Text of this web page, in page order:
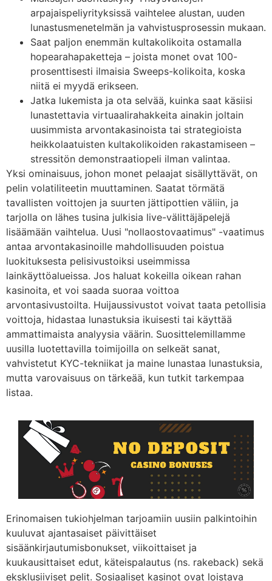
arpajaispeliyrityksissä vaihtelee alustan, uuden
lunastusmenetelmän ja vahvistusprosessin mukaan.
Saat paljon enemmän kultakolikoita ostamalla
hopearahapaketteja – joista monet ovat 100-
prosenttisesti ilmaisia ​​Sweeps-kolikoita, koska
niitä ei myydä erikseen.
Jatka lukemista ja ota selvää, kuinka saat käsiisi
lunastettavia virtuaalirahakkeita ainakin joltain
uusimmista arvontakasinoista tai strategioista
heikkolaatuisten kultakolikoiden rakastamiseen –
stressitön demonstraatiopeli ilman valintaa.
Yksi ominaisuus, johon monet pelaajat sisällyttävät, on
pelin volatiliteetin muuttaminen. Saatat törmätä
tavallisten voittojen ja suurten jättipottien väliin, ja
tarjolla on lähes tusina julkisia live-välittäjäpelejä
lisäämään vaihtelua. Uusi "nollaostovaatimus" -vaatimus
antaa arvontakasinoille mahdollisuuden poistua
luokituksesta pelisivustoiksi useimmissa
lainkäyttöalueissa. Jos haluat kokeilla oikean rahan
kasinoita, et voi saada suoraa voittoa
arvontasivustoilta. Huijaussivustot voivat taata petollisia
voittoja, hidastaa lunastuksia ikuisesti tai käyttää
ammattimaista analyysia väärin. Suosittelemillamme
uusilla luotettavilla toimijoilla on selkeät sanat,
vahvistetut KYC-tekniikat ja maine lunastaa lunastuksia,
mutta varovaisuus on tärkeää, kun tutkit tarkempaa
listaa.
Erinomaisen tukiohjelman tarjoamiin uusiin palkintoihin
kuuluvat ajantasaiset päivittäiset
sisäänkirjautumisbonukset, viikoittaiset ja
kuukausittaiset edut, käteispalautus (ns. rakeback) sekä
eksklusiiviset pelit. Sosiaaliset kasinot ovat loistava